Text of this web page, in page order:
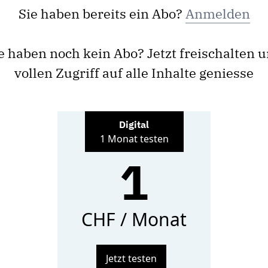
Sie haben bereits ein Abo? Anmelden
haben noch kein Abo? Jetzt freischalten
vollen Zugriff auf alle Inhalte geniesse
Digital
1 Monat testen
1
CHF / Monat
Jetzt testen